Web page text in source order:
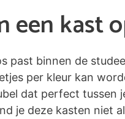
een kast
past binnen de
per kleur kan
dat perfect tussen
je deze kasten niet